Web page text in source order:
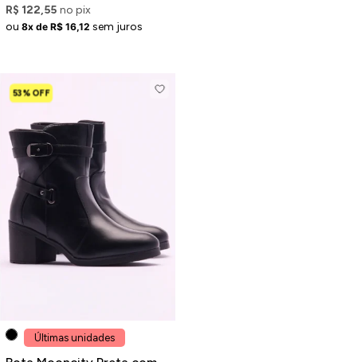
R$ 122,55 no pix
ou 8x de R$ 16,12 sem juros
53% OFF
Últimas unidades